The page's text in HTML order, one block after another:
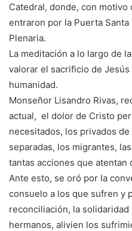
Catedral, donde, con
entraron por la Puerta
Plenaria.
La meditación a lo largo de
valorar el sacrificio de
humanidad.
Monseñor Lisandro Rivas,
actual, el dolor de Cristo
necesitados, los privados
separadas, los migrantes,
tantas acciones que atentan
Ante esto, se oró por la
consuelo a los que sufren y
reconciliación, la
hermanos, alivien los